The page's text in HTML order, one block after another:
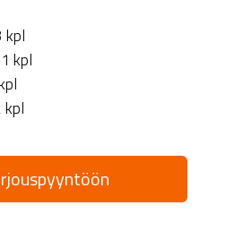
kpl
kpl
kpl